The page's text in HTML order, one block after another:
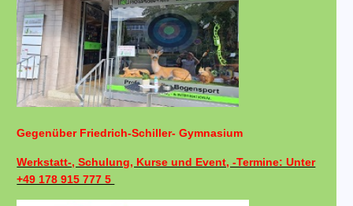
Gegenüber Friedrich-Schiller- Gymnasium
Werkstatt-, Schulung, Kurse und Event, -Termine: Unter
+49 178 915 777 5